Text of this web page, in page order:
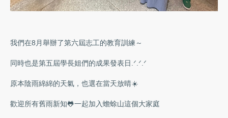
我們在8月舉辦了第六屆志工的教育訓練～
同時也是第五屆學長姐們的成果發表日.ᐟ.ᐟ.ᐟ
原本陰雨綿綿的天氣，也選在當天放晴☀️
歡迎所有舊雨新知🐸一起加入蟾蜍山這個大家庭